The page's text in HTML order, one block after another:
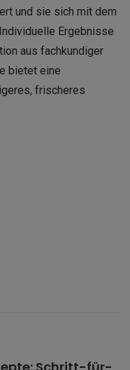
und sie sich mit dem
Ergebnisse
aus fachkundiger
bietet eine
frischeres